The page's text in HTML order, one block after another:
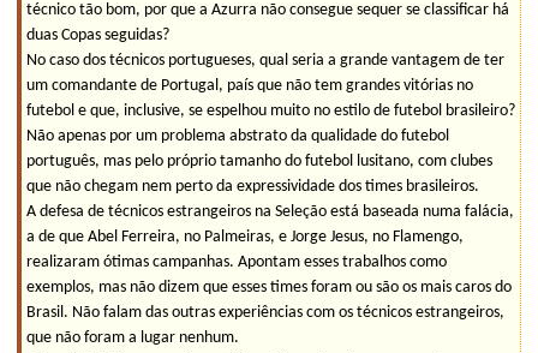
técnico tão bom, por que a Azurra não consegue sequer se classificar há
duas Copas seguidas?
No caso dos técnicos portugueses, qual seria a grande vantagem de ter
um comandante de Portugal, país que não tem grandes vitórias no
futebol e que, inclusive, se espelhou muito no estilo de futebol brasileiro?
Não apenas por um problema abstrato da qualidade do futebol
português, mas pelo próprio tamanho do futebol lusitano, com clubes
que não chegam nem perto da expressividade dos times brasileiros.
A defesa de técnicos estrangeiros na Seleção está baseada numa falácia,
a de que Abel Ferreira, no Palmeiras, e Jorge Jesus, no Flamengo,
realizaram ótimas campanhas. Apontam esses trabalhos como
exemplos, mas não dizem que esses times foram ou são os mais caros do
Brasil. Não falam das outras experiências com os técnicos estrangeiros,
que não foram a lugar nenhum.